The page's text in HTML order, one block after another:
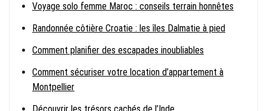
Voyage solo femme Maroc : conseils terrain honnêtes
Randonnée côtière Croatie : les îles Dalmatie à pied
Comment planifier des escapades inoubliables
Comment sécuriser votre location d’appartement à
Montpellier